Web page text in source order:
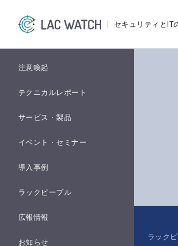
セキュリティとIT
注意喚起
テクニカルレポート
サービス・製品
イベント・セミナー
導入事例
ラックピープル
広報情報
お知らせ
ラック